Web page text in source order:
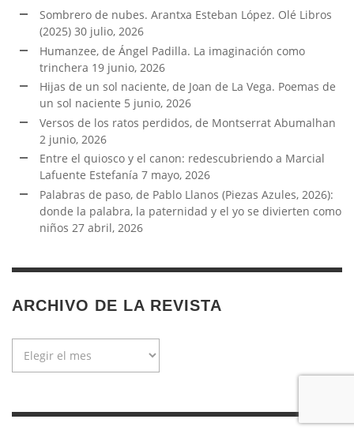
Sombrero de nubes. Arantxa Esteban López. Olé Libros
(2025) 30 julio, 2026
Humanzee, de Ángel Padilla. La imaginación como
trinchera 19 junio, 2026
Hijas de un sol naciente, de Joan de La Vega. Poemas de
un sol naciente 5 junio, 2026
Versos de los ratos perdidos, de Montserrat Abumalhan
2 junio, 2026
Entre el quiosco y el canon: redescubriendo a Marcial
Lafuente Estefanía 7 mayo, 2026
Palabras de paso, de Pablo Llanos (Piezas Azules, 2026):
donde la palabra, la paternidad y el yo se divierten como
niños 27 abril, 2026
ARCHIVO DE LA REVISTA